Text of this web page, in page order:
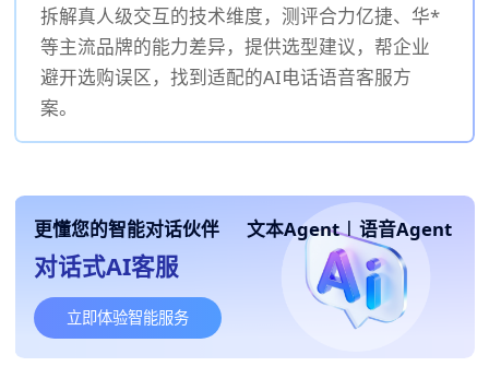
拆解真人级交互的技术维度，测评合力亿捷、华*
等主流品牌的能力差异，提供选型建议，帮企业
避开选购误区，找到适配的AI电话语音客服方
案。
更懂您的智能对话伙伴 文本Agent | 语音Agent
对话式AI客服
立即体验智能服务